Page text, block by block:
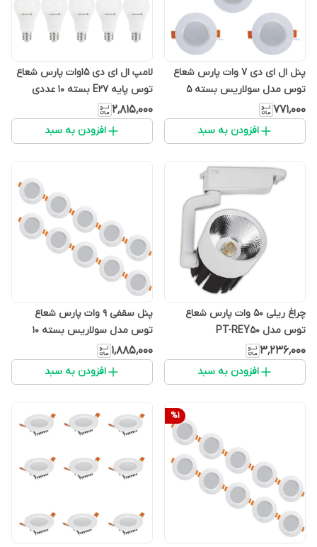
پنل ال ای دی 7 وات پارس شعاع
توس مدل سولاریس بسته 5
عددی
۷۷۱٬۰۰۰
افزودن به سبد
لامپ ال ای دی 15وات پارس شعاع
توس پایه E27 بسته 10 عددی
۲٬۸۱۵٬۰۰۰
افزودن به سبد
چراغ ریلی 50 وات پارس شعاع
توس مدل PT-REY50
۳٬۲۳۶٬۰۰۰
افزودن به سبد
پنل سقفی 9 وات پارس شعاع
توس مدل سولاریس بسته 10
عددی
۱٬۸۸۵٬۰۰۰
افزودن به سبد
%1